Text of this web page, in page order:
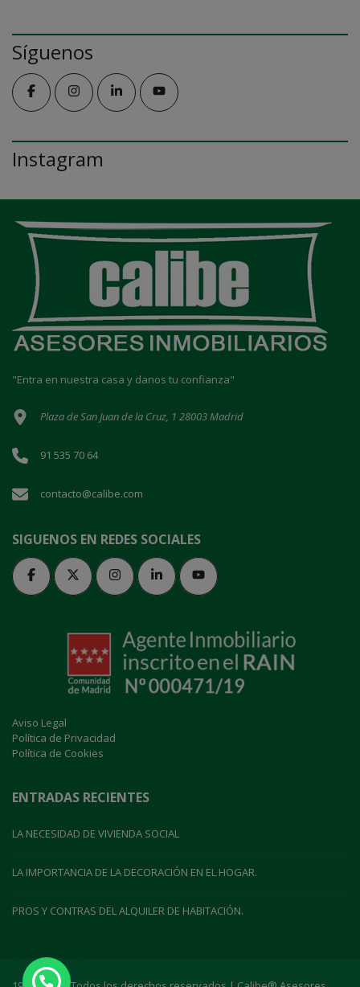
Síguenos
Instagram
"Entra en nuestra casa y danos tu confianza"
Plaza de San Juan de la Cruz, 1 28003 Madrid
91 535 70 64
contacto@calibe.com
SIGUENOS EN REDES SOCIALES
Aviso Legal
Política de Privacidad
Política de Cookies
ENTRADAS RECIENTES
LA NECESIDAD DE VIVIENDA SOCIAL
LA IMPORTANCIA DE LA DECORACIÓN EN EL HOGAR.
PROS Y CONTRAS DEL ALQUILER DE HABITACIÓN.